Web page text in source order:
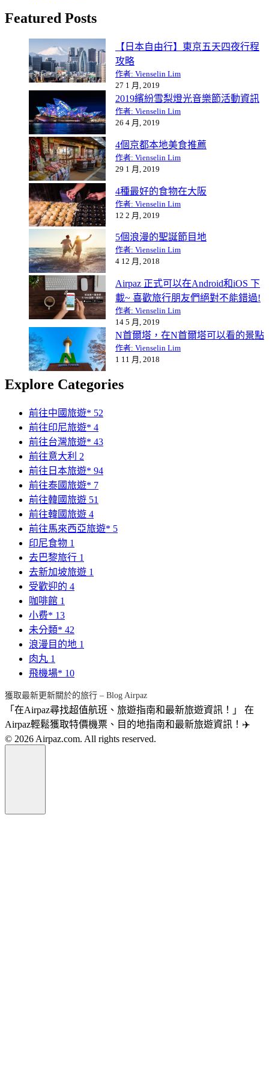
Featured Posts
【日本自由行】東京五天四夜行程
攻略
作者: Vienselin Lim
27 1 月, 2019
2019繽紛雪梨燈光音樂節活動資訊
作者: Vienselin Lim
26 4 月, 2019
4個京都本地美食推薦
作者: Vienselin Lim
29 1 月, 2019
4種最好的食物在大阪
作者: Vienselin Lim
12 2 月, 2019
5個浪漫的聖誕節目地
作者: Vienselin Lim
4 12 月, 2018
Airpaz 正式可以在Android和iOS 下
載~ 喜歡旅行朋友們絕對不能錯過!
作者: Vienselin Lim
14 5 月, 2019
N首爾塔，在N首爾塔可以看的景點
作者: Vienselin Lim
1 11 月, 2018
Explore Categories
前往中國旅遊* 52
前往印尼旅遊* 4
前往台灣旅遊* 43
前往意大利 2
前往日本旅遊* 94
前往泰國旅遊* 7
前往韓國旅遊 51
前往韓國旅遊 4
前往馬來西亞旅遊* 5
印尼食物 1
去巴黎旅行 1
去新加坡旅遊 1
受歡迎的 4
咖啡館 1
小费* 13
未分類* 42
浪漫目的地 1
肉丸 1
飛機場* 10
獲取最新更新關於的旅行 – Blog Airpaz
「在Airpaz尋找超值航班、旅遊指南和最新旅遊資訊！」 在
Airpaz輕鬆獲取特價機票、目的地指南和最新旅遊資訊！✈️
© 2026 Airpaz.com. All rights reserved.